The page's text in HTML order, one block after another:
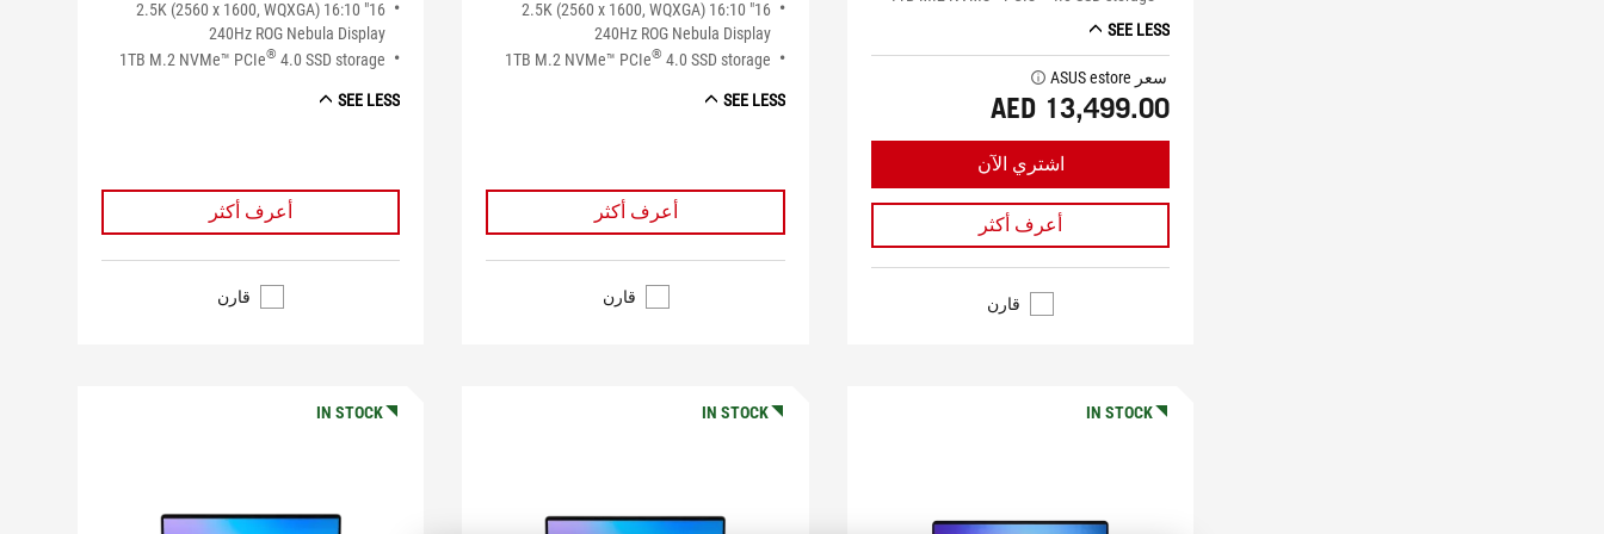
SEE LESS
سعر ASUS estore tooltip
AED 13,499.00
اشتري الآن
أعرف أكثر
قارن
16" 2.5K (2560 x 1600, WQXGA) 16:10
240Hz ROG Nebula Display
1TB M.2 NVMe™ PCIe® 4.0 SSD storage
SEE LESS
أعرف أكثر
قارن
16" 2.5K (2560 x 1600, WQXGA) 16:10
240Hz ROG Nebula Display
1TB M.2 NVMe™ PCIe® 4.0 SSD storage
SEE LESS
أعرف أكثر
قارن
IN STOCK
IN STOCK
IN STOCK